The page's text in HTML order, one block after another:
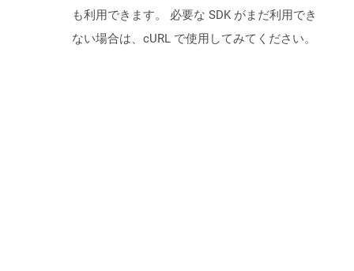
も利用できます。 必要な SDK がまだ利用でき
ない場合は、cURL で使用してみてください。